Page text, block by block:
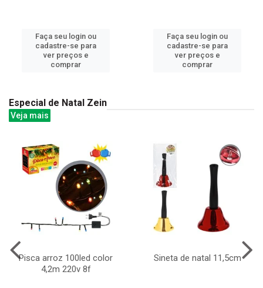
Faça seu login ou
cadastre-se para
ver preços e
comprar
Faça seu login ou
cadastre-se para
ver preços e
comprar
Especial de Natal Zein
Veja mais
Pisca arroz 100led color
4,2m 220v 8f
Sineta de natal 11,5cm